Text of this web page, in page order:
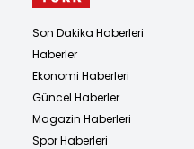
Son Dakika Haberleri
Haberler
Ekonomi Haberleri
Güncel Haberler
Magazin Haberleri
Spor Haberleri